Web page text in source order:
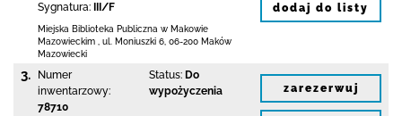
Sygnatura:
III/F
Miejska Biblioteka Publiczna w Makowie
Mazowieckim
ul. Moniuszki 6 06-200 Maków
Mazowiecki
dodaj do listy
3.
Numer
inwentarzowy:
78710
Status: Do
wypożyczenia
zarezerwuj